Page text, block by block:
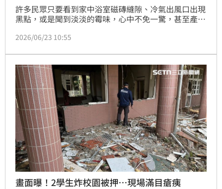
許多民眾只要看到家中浴室磁磚縫隙、冷氣出風口出現
黑點，或是聞到淡淡的霉味，心中不免一驚，甚至產生
焦慮。對此，瀚仕整合功能醫學中心醫師歐瀚文強調，
力極度低下的族群，否則環境中的黴菌要演變成嚴重的
「侵襲性感染」並非常見。
2026/06/23 10:55
畫面曝！2學生炸校園被押…現場滿目瘡痍